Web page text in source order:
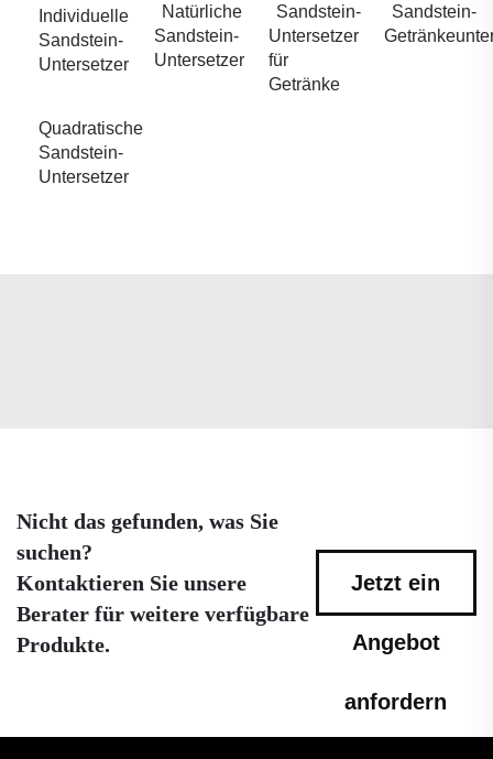
Individuelle
Sandstein-
Untersetzer
Natürliche
Sandstein-
Untersetzer
Sandstein-
Untersetzer
für
Getränke
Sandstein-
Quadratische
Sandstein-
Untersetzer
Nicht das gefunden, was Sie
suchen?
Kontaktieren Sie unsere
Berater für weitere verfügbare
Produkte.
Jetzt ein
Angebot
anfordern